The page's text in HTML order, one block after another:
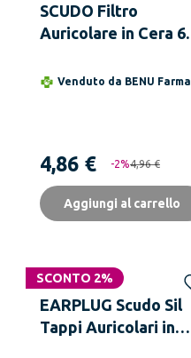
SCUDO Filtro
Auricolare in Cera 6
Venduto da BENU Farma
4,86 € -2%4,96 €
Aggiungi al carrello
SCONTO 2%
EARPLUG Scudo Sil
Tappi Auricolari in